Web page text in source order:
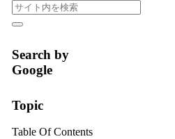
Search by
Google
Topic
Table Of Contents